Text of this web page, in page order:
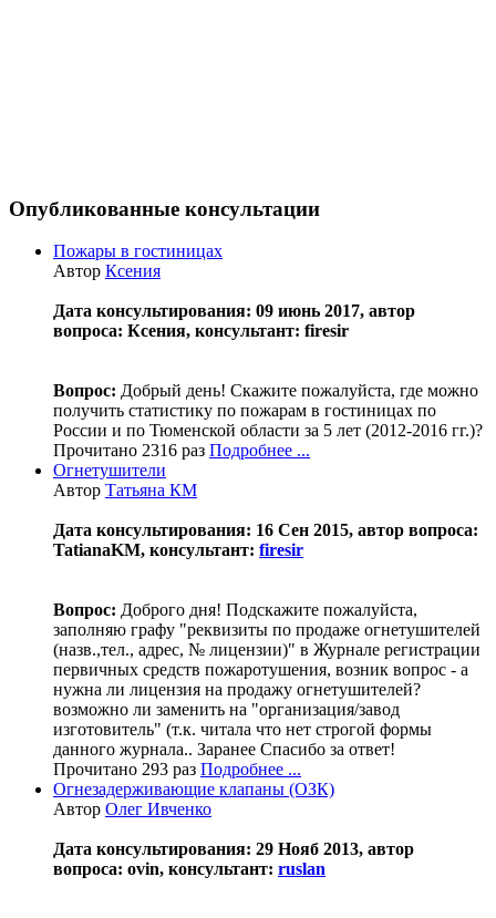
Опубликованные консультации
Пожары в гостиницах
Автор Ксения
Дата консультирования: 09 июнь 2017, автор
вопроса: Ксения, консультант: firesir
Вопрос: Добрый день! Скажите пожалуйста, где можно
получить статистику по пожарам в гостиницах по
России и по Тюменской области за 5 лет (2012-2016 гг.)?
Прочитано 2316 раз Подробнее ...
Огнетушители
Автор Татьяна КМ
Дата консультирования: 16 Сен 2015, автор вопроса:
TatianaKM, консультант: firesir
Вопрос: Доброго дня! Подскажите пожалуйста,
заполняю графу "реквизиты по продаже огнетушителей
(назв.,тел., адрес, № лицензии)" в Журнале регистрации
первичных средств пожаротушения, возник вопрос - а
нужна ли лицензия на продажу огнетушителей?
возможно ли заменить на "организация/завод
изготовитель" (т.к. читала что нет строгой формы
данного журнала.. Заранее Спасибо за ответ!
Прочитано 293 раз Подробнее ...
Огнезадерживающие клапаны (ОЗК)
Автор Олег Ивченко
Дата консультирования: 29 Нояб 2013, автор
вопроса: ovin, консультант: ruslan